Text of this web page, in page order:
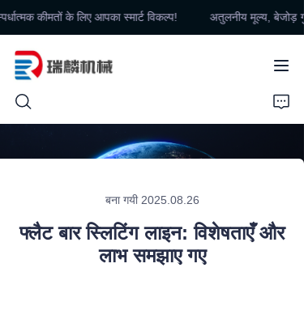
कीमतों के लिए आपका स्मार्ट विकल्प!
अतुलनीय मूल्य, बेजोड़
अतुलनीय मूल्य, बेजोड़ गुणवत्ता
लिए आपका स्मार्ट विकल्प!
बना गयी 2025.08.26
फ्लैट बार स्लिटिंग लाइन: विशेषताएँ और
लाभ समझाए गए